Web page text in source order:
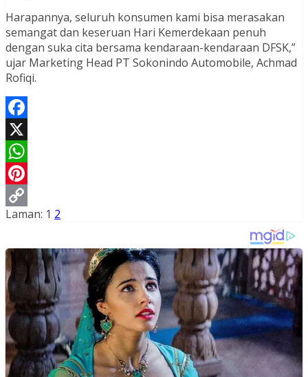
Harapannya, seluruh konsumen kami bisa merasakan
semangat dan keseruan Hari Kemerdekaan penuh
dengan suka cita bersama kendaraan-kendaraan DFSK,”
ujar Marketing Head PT Sokonindo Automobile, Achmad
Rofiqi.
Facebook
X
WhatsApp
Pinterest
Copy
Laman: 1 2